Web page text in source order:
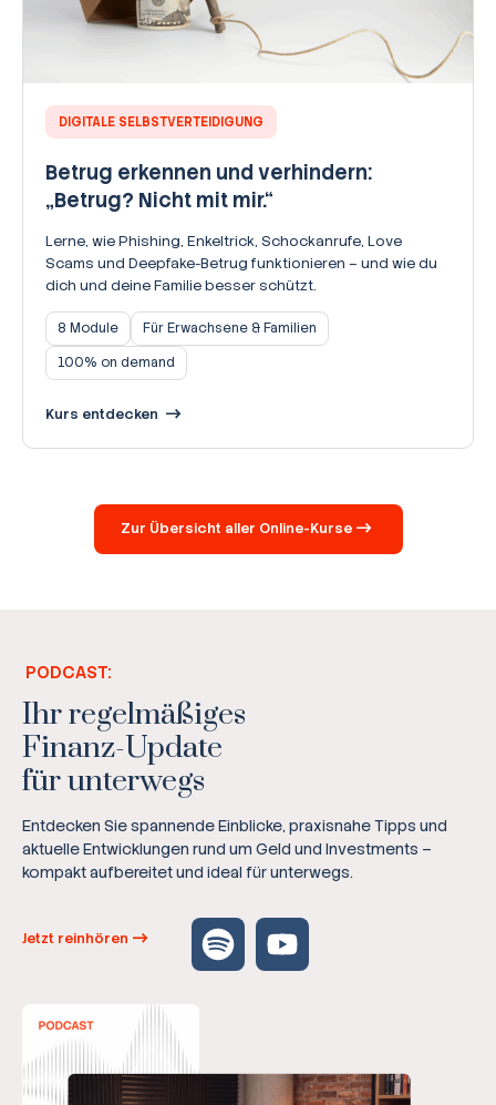
DIGITALE SELBSTVERTEIDIGUNG
Betrug erkennen und verhindern:
„Betrug? Nicht mit mir.“
Lerne, wie Phishing, Enkeltrick, Schockanrufe, Love
Scams und Deepfake-Betrug funktionieren – und wie du
dich und deine Familie besser schützt.
8 Module
Für Erwachsene & Familien
100% on demand
Kurs entdecken
Zur Übersicht aller Online-Kurse
PODCAST:
Ihr regelmäßiges
Finanz-Update
für unterwegs
Entdecken Sie spannende Einblicke, praxisnahe Tipps und
aktuelle Entwicklungen rund um Geld und Investments –
kompakt aufbereitet und ideal für unterwegs.
Jetzt reinhören